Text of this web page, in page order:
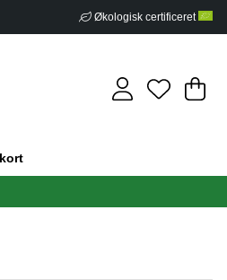
Økologisk certificeret
.